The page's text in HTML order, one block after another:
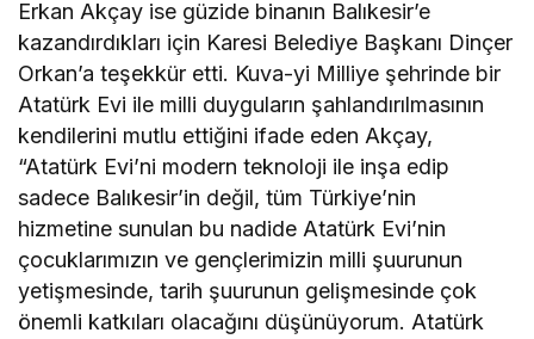
Erkan Akçay ise güzide binanın Balıkesir’e
kazandırdıkları için Karesi Belediye Başkanı Dinçer
Orkan’a teşekkür etti. Kuva-yi Milliye şehrinde bir
Atatürk Evi ile milli duyguların şahlandırılmasının
kendilerini mutlu ettiğini ifade eden Akçay,
“Atatürk Evi’ni modern teknoloji ile inşa edip
sadece Balıkesir’in değil, tüm Türkiye’nin
hizmetine sunulan bu nadide Atatürk Evi’nin
çocuklarımızın ve gençlerimizin milli şuurunun
yetişmesinde, tarih şuurunun gelişmesinde çok
önemli katkıları olacağını düşünüyorum. Atatürk